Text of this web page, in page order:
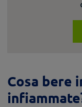
Cosa bere